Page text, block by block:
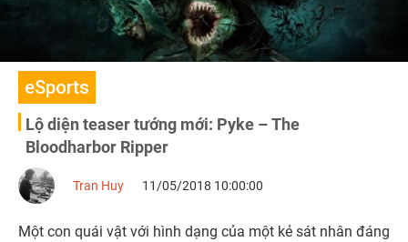
eSports
Lộ diện teaser tướng mới: Pyke – The
Bloodharbor Ripper
Tran Huy 11/05/2018 10:00:00
Một con quái vật với hình dạng của một kẻ sát nhân đáng